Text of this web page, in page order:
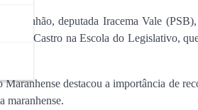
deputada Iracema Vale
Rosa Castro na Escola do Legislativo,
destacou a importância de
maranhense.